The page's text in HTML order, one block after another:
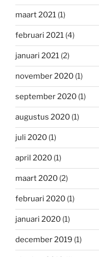
maart 2021 (1)
februari 2021 (4)
januari 2021 (2)
november 2020 (1)
september 2020 (1)
augustus 2020 (1)
juli 2020 (1)
april 2020 (1)
maart 2020 (2)
februari 2020 (1)
januari 2020 (1)
december 2019 (1)